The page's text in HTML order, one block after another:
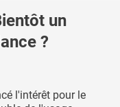
un
?
l'intérêt pour le